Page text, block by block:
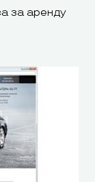
за аренду